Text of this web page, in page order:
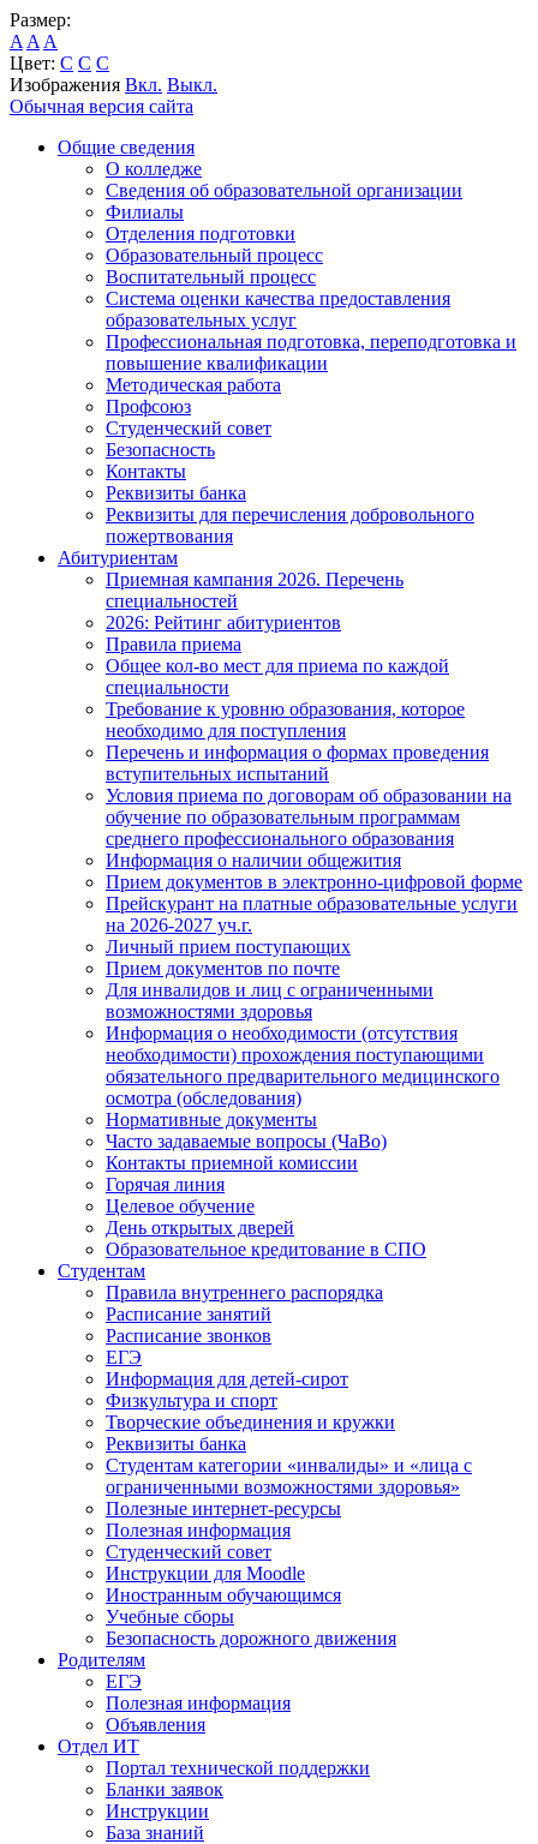
Размер:
A A A
Цвет: C C C
Изображения Вкл. Выкл.
Обычная версия сайта
Общие сведения
О колледже
Сведения об образовательной организации
Филиалы
Отделения подготовки
Образовательный процесс
Воспитательный процесс
Система оценки качества предоставления
образовательных услуг
Профессиональная подготовка, переподготовка и
повышение квалификации
Методическая работа
Профсоюз
Студенческий совет
Безопасность
Контакты
Реквизиты банка
Реквизиты для перечисления добровольного
пожертвования
Абитуриентам
Приемная кампания 2026. Перечень
специальностей
2026: Рейтинг абитуриентов
Правила приема
Общее кол-во мест для приема по каждой
специальности
Требование к уровню образования, которое
необходимо для поступления
Перечень и информация о формах проведения
вступительных испытаний
Условия приема по договорам об образовании на
обучение по образовательным программам
среднего профессионального образования
Информация о наличии общежития
Прием документов в электронно-цифровой форме
Прейскурант на платные образовательные услуги
на 2026-2027 уч.г.
Личный прием поступающих
Прием документов по почте
Для инвалидов и лиц с ограниченными
возможностями здоровья
Информация о необходимости (отсутствия
необходимости) прохождения поступающими
обязательного предварительного медицинского
осмотра (обследования)
Нормативные документы
Часто задаваемые вопросы (ЧаВо)
Контакты приемной комиссии
Горячая линия
Целевое обучение
День открытых дверей
Образовательное кредитование в СПО
Студентам
Правила внутреннего распорядка
Расписание занятий
Расписание звонков
ЕГЭ
Информация для детей-сирот
Физкультура и спорт
Творческие объединения и кружки
Реквизиты банка
Студентам категории «инвалиды» и «лица с
ограниченными возможностями здоровья»
Полезные интернет-ресурсы
Полезная информация
Студенческий совет
Инструкции для Moodle
Иностранным обучающимся
Учебные сборы
Безопасность дорожного движения
Родителям
ЕГЭ
Полезная информация
Объявления
Отдел ИТ
Портал технической поддержки
Бланки заявок
Инструкции
База знаний